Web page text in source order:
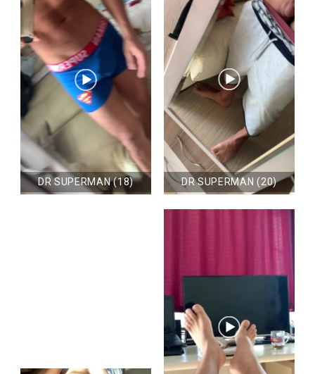
DR SUPERMAN (18) DR SUPERMAN (20)